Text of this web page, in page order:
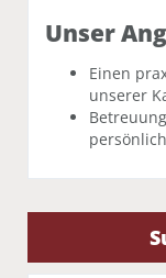
Unser
Einen
unserer